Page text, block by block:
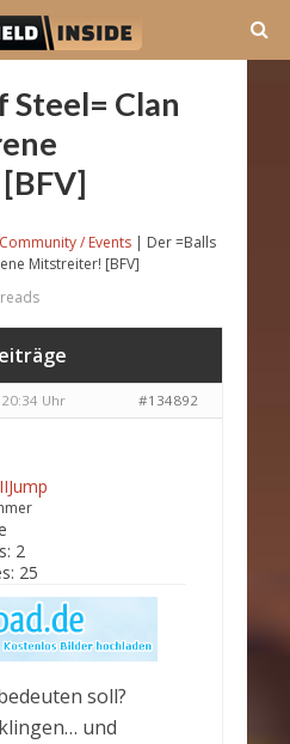
Steel= Clan
/ Events | Der =Balls
Mitstreiter! [BFV]
Uhr #134892
2
25
soll?
und